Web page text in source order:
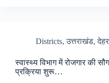
होमस्टे
निरीक्षण,
Districts,उत्तराखंड,
स्वास्थ्य विभाग में रोजगार की
प्रक्रिया शुरू…